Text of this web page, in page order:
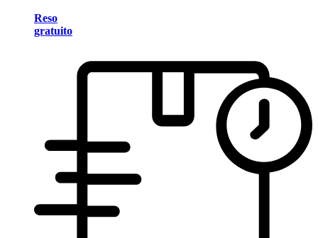
Reso
gratuito